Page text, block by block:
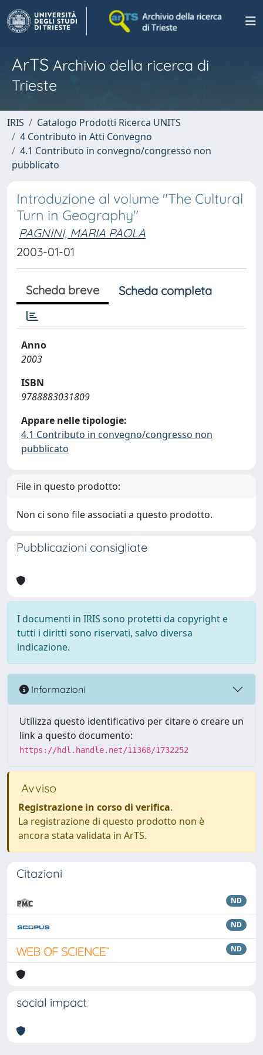
ArTS Archivio della ricerca di
Trieste
IRIS
Catalogo Prodotti Ricerca UNITS
4 Contributo in Atti Convegno
4.1 Contributo in convegno/congresso non
pubblicato
Introduzione al volume "The Cultural
Turn in Geography"
PAGNINI, MARIA PAOLA
2003-01-01
Scheda breve Scheda completa
Anno
2003
ISBN
9788883031809
Appare nelle tipologie:
4.1 Contributo in convegno/congresso non
pubblicato
File in questo prodotto:
Non ci sono file associati a questo prodotto.
Pubblicazioni consigliate
I documenti in IRIS sono protetti da copyright e
tutti i diritti sono riservati, salvo diversa
indicazione.
Informazioni
Utilizza questo identificativo per citare o creare un
link a questo documento:
https://hdl.handle.net/11368/1732252
Avviso
Registrazione in corso di verifica.
La registrazione di questo prodotto non è
ancora stata validata in ArTS.
Citazioni
ND
ND
ND
social impact